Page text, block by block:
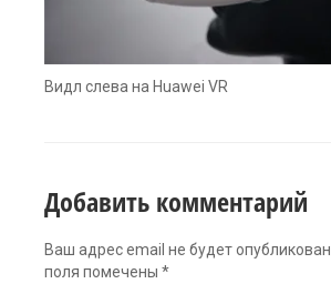
Видл слева на Huawei VR
Добавить комментарий
Ваш адрес email не будет опубликован.
поля помечены *